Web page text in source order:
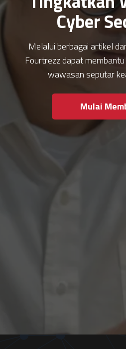
Cyber
Melalui berbagai artikel
Fourtrezz dapat
wawasan seputar
Mulai